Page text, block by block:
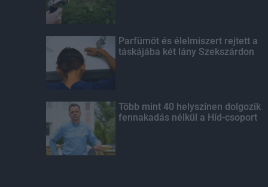
Parfümöt és élelmiszert rejtett a
táskájába két lány Szekszárdon
Több mint 40 helyszínen dolgozik
fennakadás nélkül a Híd-csoport